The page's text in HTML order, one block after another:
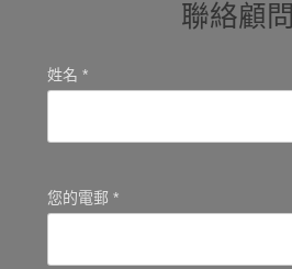
聯絡顧問
姓名 *
您的電郵 *